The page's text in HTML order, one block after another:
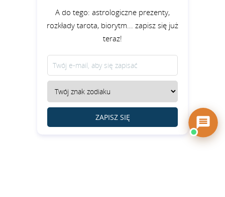
A do tego: astrologiczne prezenty,
rozkłady tarota, biorytm... zapisz się już
teraz!
ZAPISZ SIĘ